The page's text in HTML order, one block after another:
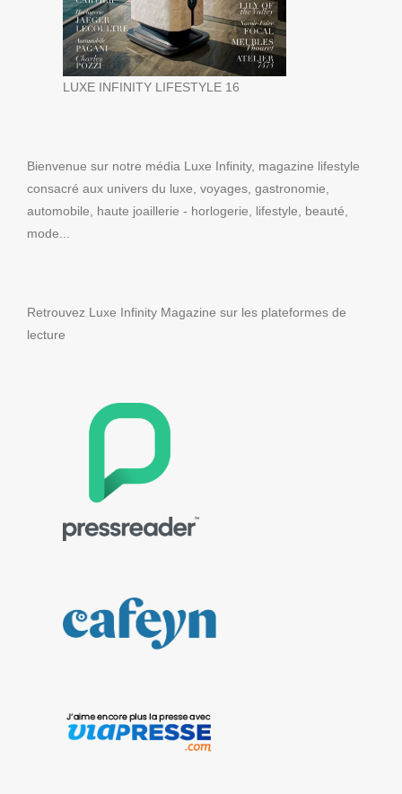
LUXE INFINITY LIFESTYLE 16
Bienvenue sur notre média Luxe Infinity, magazine lifestyle
consacré aux univers du luxe, voyages, gastronomie,
automobile, haute joaillerie - horlogerie, lifestyle, beauté,
mode...
Retrouvez Luxe Infinity Magazine sur les plateformes de
lecture